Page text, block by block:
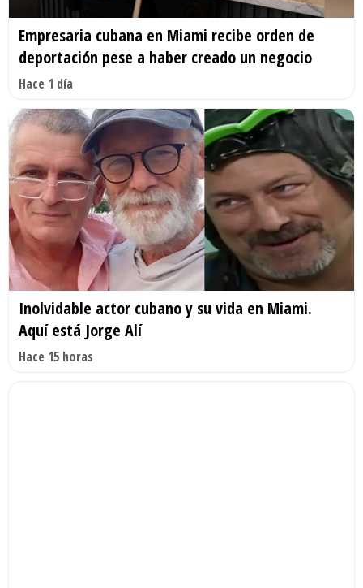
Empresaria cubana en Miami recibe orden de
deportación pese a haber creado un negocio
Hace 1 día
Inolvidable actor cubano y su vida en Miami.
Aquí está Jorge Alí
Hace 15 horas